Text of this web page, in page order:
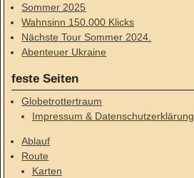
Sommer 2025
Wahnsinn 150.000 Klicks
Nächste Tour Sommer 2024.
Abenteuer Ukraine
feste Seiten
Globetrottertraum
Impressum & Datenschutzerklärung
Ablauf
Route
Karten